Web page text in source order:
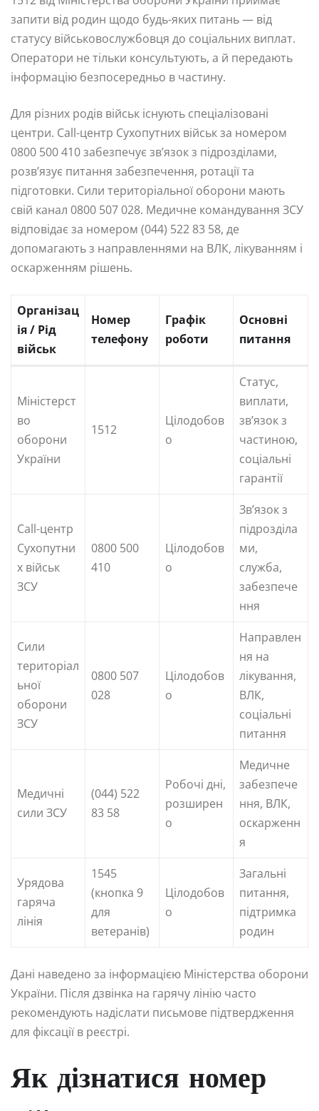
запити від родин щодо будь-яких питань — від
статусу військовослужбовця до соціальних виплат.
Оператори не тільки консультують, а й передають
інформацію безпосередньо в частину.
Для різних родів військ існують спеціалізовані
центри. Call-центр Сухопутних військ за номером
0800 500 410 забезпечує зв’язок з підрозділами,
розв’язує питання забезпечення, ротації та
підготовки. Сили територіальної оборони мають
свій канал 0800 507 028. Медичне командування ЗСУ
відповідає за номером (044) 522 83 58, де
допомагають з направленнями на ВЛК, лікуванням і
оскарженням рішень.
Організац
ія / Рід
військ
Номер
телефону
Графік
роботи
Основні
питання
Міністерст
во
оборони
України
1512
Цілодобов
о
Статус,
виплати,
зв’язок з
частиною,
соціальні
гарантії
Call-центр
Сухопутни
х військ
ЗСУ
0800 500
410
Цілодобов
о
Зв’язок з
підрозділа
ми,
служба,
забезпече
ння
Сили
територіал
ьної
оборони
ЗСУ
0800 507
028
Цілодобов
о
Направлен
ня на
лікування,
ВЛК,
соціальні
питання
Медичні
сили ЗСУ
(044) 522
83 58
Робочі дні,
розширен
о
Медичне
забезпече
ння, ВЛК,
оскарженн
я
Урядова
гаряча
лінія
1545
(кнопка 9
для
ветеранів)
Цілодобов
о
Загальні
питання,
підтримка
родин
Дані наведено за інформацією Міністерства оборони
України. Після дзвінка на гарячу лінію часто
рекомендують надіслати письмове підтвердження
для фіксації в реєстрі.
Як дізнатися номер